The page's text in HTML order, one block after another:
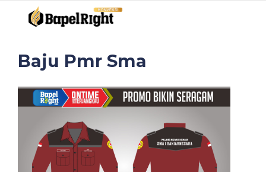
Baju Pmr Sma